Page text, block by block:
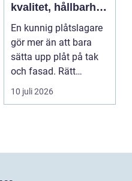
kvalitet, hållbarhet
och tryggt
takarbete
En kunnig plåtslagare
gör mer än att bara
sätta upp plåt på tak
och fasad. Rätt
plåtarbeten skyddar ...
10 juli 2026